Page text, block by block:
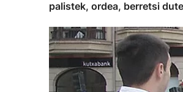
palistek, ordea, berretsi